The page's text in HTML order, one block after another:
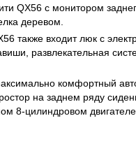
QX56 с монитором
деревом.
также входит люк с
развлекательная
комфортный
на заднем ряду
8-цилиндровом двигателе.